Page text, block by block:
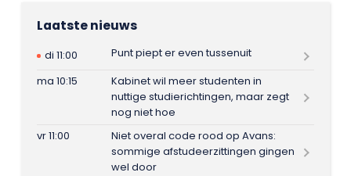
Laatste nieuws
di 11:00
Punt piept er even tussenuit
ma 10:15
Kabinet wil meer studenten in
nuttige studierichtingen, maar zegt
nog niet hoe
vr 11:00
Niet overal code rood op Avans:
sommige afstudeerzittingen gingen
wel door